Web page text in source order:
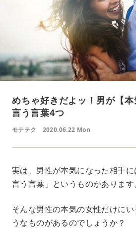
めちゃ好きだよッ！男が【
言う言葉4つ
モテテク 2020.06.22 Mon
実は、男性が本気になった相手
言う言葉」というものがあります
そんな男性の本気の女性だけに
うなものがあるのでしょうか？